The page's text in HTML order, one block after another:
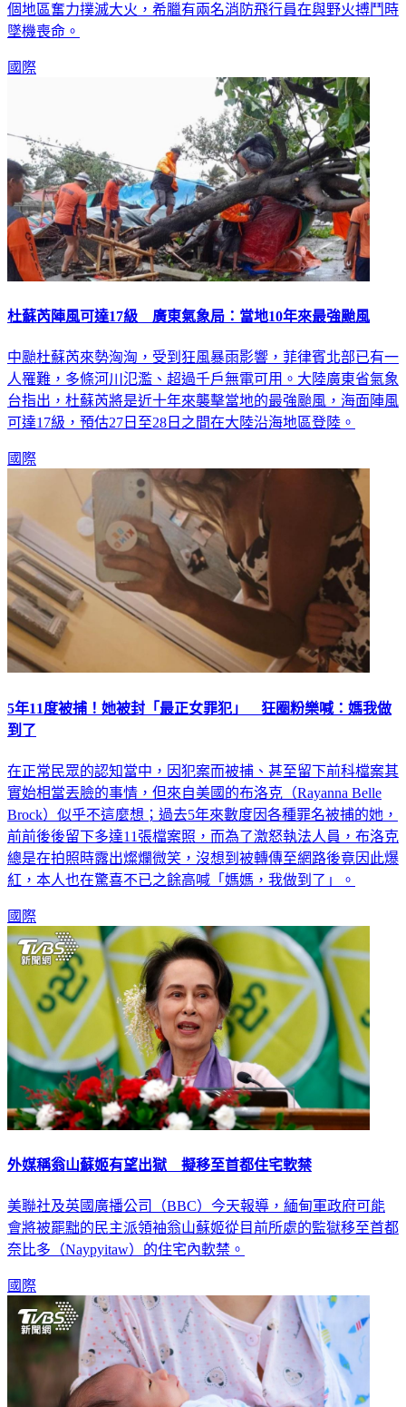
個地區奮力撲滅大火，希臘有兩名消防飛行員在與野火搏鬥時
墜機喪命。
國際
杜蘇芮陣風可達17級 廣東氣象局：當地10年來最強颱風
中颱杜蘇芮來勢洶洶，受到狂風暴雨影響，菲律賓北部已有一
人罹難，多條河川氾濫、超過千戶無電可用。大陸廣東省氣象
台指出，杜蘇芮將是近十年來襲擊當地的最強颱風，海面陣風
可達17級，預估27日至28日之間在大陸沿海地區登陸。
國際
5年11度被捕！她被封「最正女罪犯」 狂圈粉樂喊：媽我做
到了
在正常民眾的認知當中，因犯案而被捕、甚至留下前科檔案其
實始相當丟臉的事情，但來自美國的布洛克（Rayanna Belle
Brock）似乎不這麼想；過去5年來數度因各種罪名被捕的她，
前前後後留下多達11張檔案照，而為了激怒執法人員，布洛克
總是在拍照時露出燦爛微笑，沒想到被轉傳至網路後竟因此爆
紅，本人也在驚喜不已之餘高喊「媽媽，我做到了」。
國際
外媒稱翁山蘇姬有望出獄 擬移至首都住宅軟禁
美聯社及英國廣播公司（BBC）今天報導，緬甸軍政府可能
會將被罷黜的民主派領袖翁山蘇姬從目前所處的監獄移至首都
奈比多（Naypyitaw）的住宅內軟禁。
國際